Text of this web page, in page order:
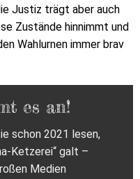
Justiz trägt aber auch
Zustände hinnimmt und
Wahlurnen immer brav
es an!
schon 2021 lesen,
Ketzerei“ galt –
Medien